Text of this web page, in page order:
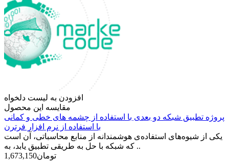
افزودن به لیست دلخواه
مقایسه این محصول
پروژه تطبیق شبکه دو بعدی با استفاده از چشمه های خطی و کمانی
با استفاده از نرم افزار فرترن
یکی از شیوه‌های استفاده‌ی هوشمندانه از منابع محاسباتی، آن است
که شبکه با حل به طریقی تطبیق یابد، به ..
1,673,150تومان